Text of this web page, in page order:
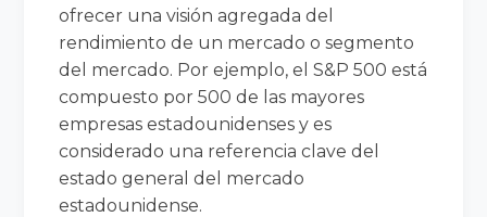
ofrecer una visión agregada del
rendimiento de un mercado o segmento
del mercado. Por ejemplo, el S&P 500 está
compuesto por 500 de las mayores
empresas estadounidenses y es
considerado una referencia clave del
estado general del mercado
estadounidense.